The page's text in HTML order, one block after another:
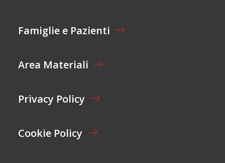
O
*
Famiglie e Pazienti
Area Materiali
Privacy Policy
Cookie Policy